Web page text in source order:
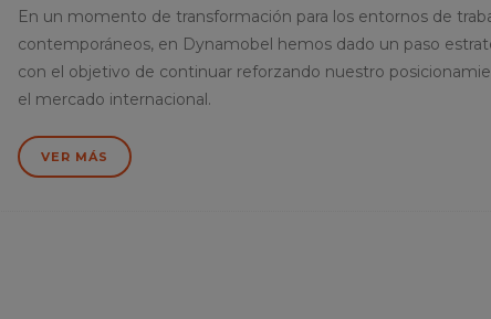
En un momento de transformación para los entornos de
contemporáneos, en Dynamobel hemos dado un paso
con el objetivo de continuar reforzando nuestro
el mercado internacional.
VER MÁS